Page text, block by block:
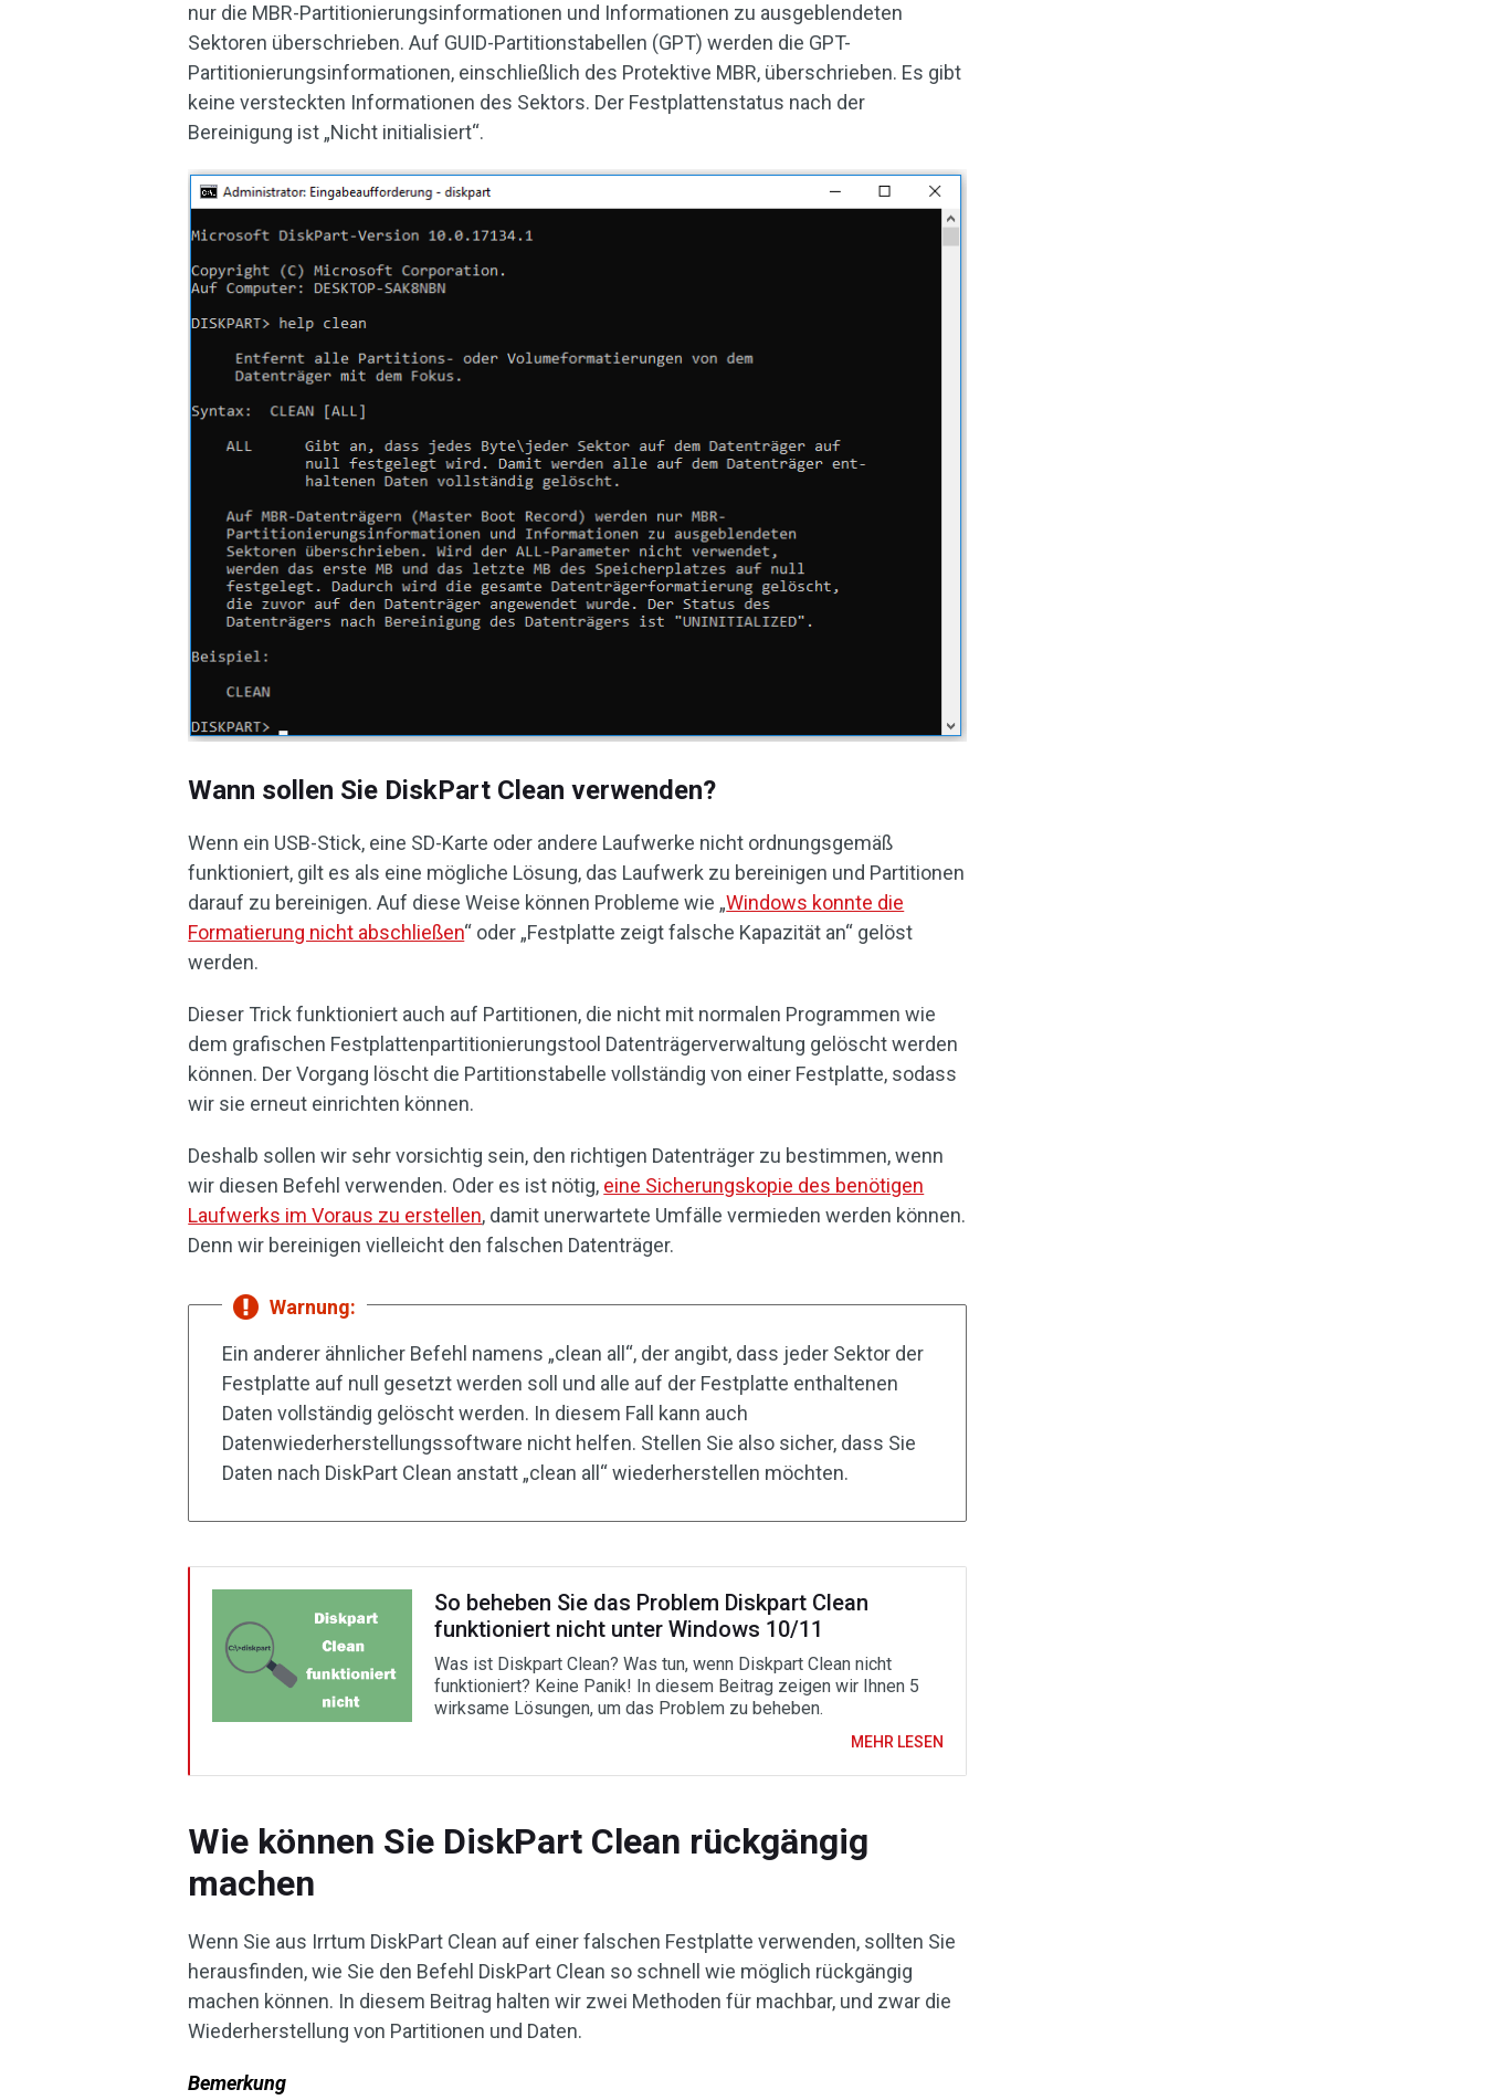
nur die MBR-Partitionierungsinformationen und Informationen zu ausgeblendeten
Sektoren überschrieben. Auf GUID-Partitionstabellen (GPT) werden die GPT-
Partitionierungsinformationen, einschließlich des Protektive MBR, überschrieben. Es gibt
keine versteckten Informationen des Sektors. Der Festplattenstatus nach der
Bereinigung ist „Nicht initialisiert“.
Wann sollen Sie DiskPart Clean verwenden?
Wenn ein USB-Stick, eine SD-Karte oder andere Laufwerke nicht ordnungsgemäß
funktioniert, gilt es als eine mögliche Lösung, das Laufwerk zu bereinigen und Partitionen
darauf zu bereinigen. Auf diese Weise können Probleme wie „Windows konnte die
Formatierung nicht abschließen“ oder „Festplatte zeigt falsche Kapazität an“ gelöst
werden.
Dieser Trick funktioniert auch auf Partitionen, die nicht mit normalen Programmen wie
dem grafischen Festplattenpartitionierungstool Datenträgerverwaltung gelöscht werden
können. Der Vorgang löscht die Partitionstabelle vollständig von einer Festplatte, sodass
wir sie erneut einrichten können.
Deshalb sollen wir sehr vorsichtig sein, den richtigen Datenträger zu bestimmen, wenn
wir diesen Befehl verwenden. Oder es ist nötig, eine Sicherungskopie des benötigen
Laufwerks im Voraus zu erstellen, damit unerwartete Umfälle vermieden werden können.
Denn wir bereinigen vielleicht den falschen Datenträger.
Warnung:
Ein anderer ähnlicher Befehl namens „clean all“, der angibt, dass jeder Sektor der
Festplatte auf null gesetzt werden soll und alle auf der Festplatte enthaltenen
Daten vollständig gelöscht werden. In diesem Fall kann auch
Datenwiederherstellungssoftware nicht helfen. Stellen Sie also sicher, dass Sie
Daten nach DiskPart Clean anstatt „clean all“ wiederherstellen möchten.
So beheben Sie das Problem Diskpart Clean
funktioniert nicht unter Windows 10/11
Was ist Diskpart Clean? Was tun, wenn Diskpart Clean nicht
funktioniert? Keine Panik! In diesem Beitrag zeigen wir Ihnen 5
wirksame Lösungen, um das Problem zu beheben.
MEHR LESEN
Wie können Sie DiskPart Clean rückgängig
machen
Wenn Sie aus Irrtum DiskPart Clean auf einer falschen Festplatte verwenden, sollten Sie
herausfinden, wie Sie den Befehl DiskPart Clean so schnell wie möglich rückgängig
machen können. In diesem Beitrag halten wir zwei Methoden für machbar, und zwar die
Wiederherstellung von Partitionen und Daten.
Bemerkung